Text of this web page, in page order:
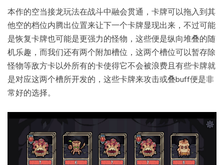
本作的空当接龙玩法在战斗中融会贯通，卡牌可以拖入到其
他空的档位内腾出位置来让下一个卡牌显现出来，不过可能
是恢复卡牌也可能是更强力的怪物，这些便是纵向堆叠的随
机乐趣，而我们还有两个附加槽位，这两个槽位可以暂存除
怪物等敌方卡以外所有的卡使得它不会被浪费且有些卡牌就
是对应这两个槽所开发的，这些卡牌来攻击或叠buff便是非
常好的选择。